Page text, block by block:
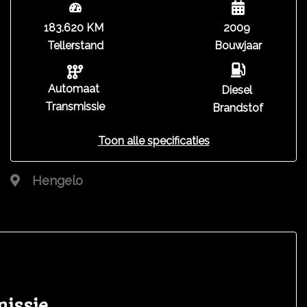
183.620 KM
Tellerstand
Automaat
Transmissie
2009
Bouwjaar
Diesel
Brandstof
Toon alle specificaties
Hengelo